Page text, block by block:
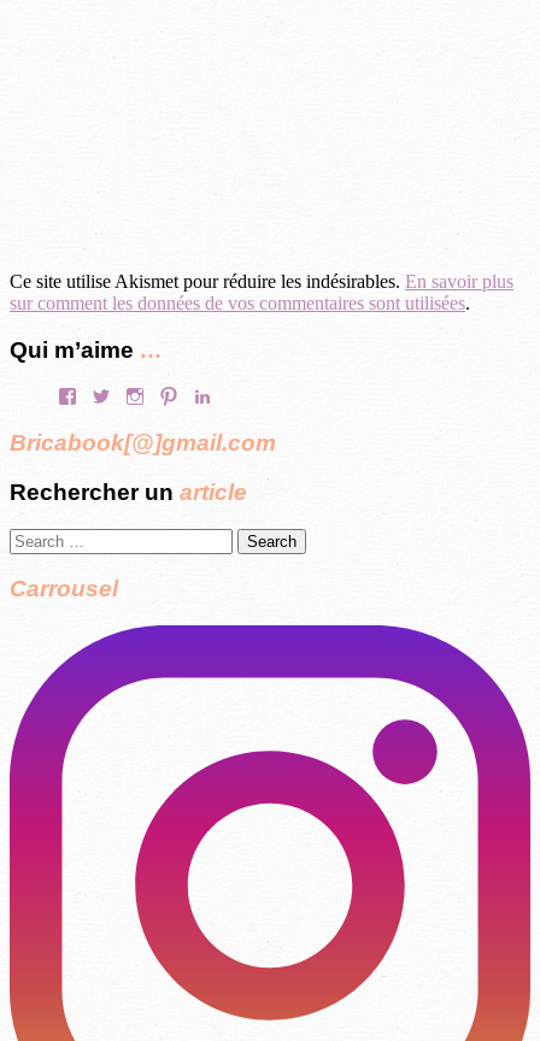
Ce site utilise Akismet pour réduire les indésirables. En savoir plus
sur comment les données de vos commentaires sont utilisées.
Qui m’aime …
FacebookTwitterInstagramPinterest
Bricabook[@]gmail.com
Rechercher un article
Search
for:
Carrousel